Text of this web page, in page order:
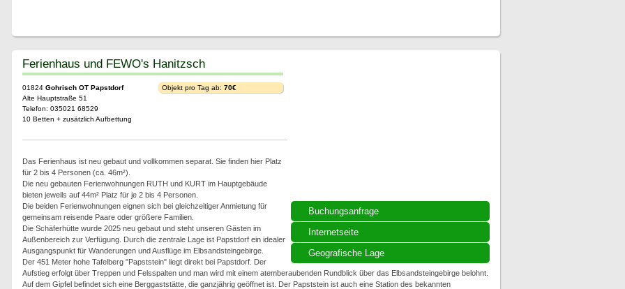
Buchungsanfrage
Internetseite
Geografische Lage
Ferienhaus und FEWO's Hanitzsch
01824 Gohrisch OT Papstdorf
Alte Hauptstraße 51
Telefon: 035021 68529
10 Betten + zusätzlich Aufbettung
Objekt pro Tag ab: 70€
Das Ferienhaus ist neu gebaut und vollkommen separat. Sie finden hier Platz
für 2 bis 4 Personen (ca. 46m²).
Die neu gebauten Ferienwohnungen RUTH und KURT im Hauptgebäude
bieten jeweils auf 44m² Platz für je 2 bis 4 Personen.
Die beiden Ferienwohnungen eignen sich bei gleichzeitiger Anmietung für
gemeinsam reisende Paare oder größere Familien.
Die Schäferhütte wurde 2025 neu gebaut und steht unseren Gästen im
Außenbereich zur Verfügung. Durch die zentrale Lage ist Papstdorf ein idealer
Ausgangspunkt für Wanderungen und Ausflüge im Elbsandsteingebirge.
Der 451 Meter hohe Tafelberg "Papststein" liegt direkt bei Papstdorf. Der
Aufstieg erfolgt über Treppen und Felsspalten und man wird mit einem atemberaubenden Rundblick über das Elbsandsteingebirge belohnt.
Auf dem Gipfel befindet sich eine Berggaststätte, die ganzjährig geöffnet ist. Der Papststein ist auch eine Station des bekannten